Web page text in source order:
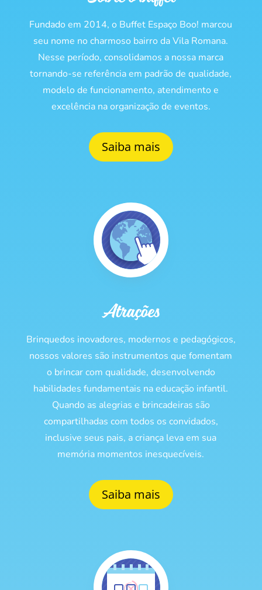
Fundado em 2014, o Buffet Espaço Boo! marcou
seu nome no charmoso bairro da Vila Romana.
Nesse período, consolidamos a nossa marca
tornando-se referência em padrão de qualidade,
modelo de funcionamento, atendimento e
excelência na organização de eventos.
Saiba mais
Atrações
Brinquedos inovadores, modernos e pedagógicos,
nossos valores são instrumentos que fomentam
o brincar com qualidade, desenvolvendo
habilidades fundamentais na educação infantil.
Quando as alegrias e brincadeiras são
compartilhadas com todos os convidados,
inclusive seus pais, a criança leva em sua
memória momentos inesquecíveis.
Saiba mais